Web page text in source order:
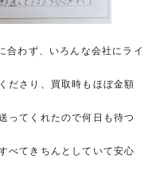
合わず、いろんな会社にライ
ださり、買取時もほぼ金額
ってくれたので何日も待つ
べてきちんとしていて安心